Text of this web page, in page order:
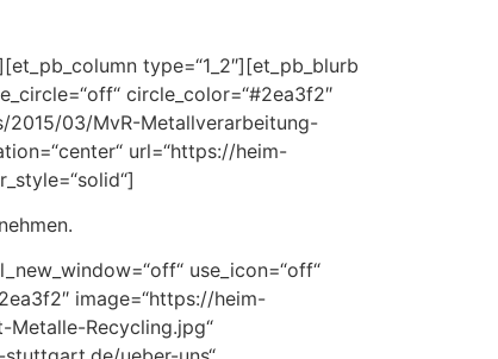
type=“1_2″][et_pb_blurb
circle_color=“#2ea3f2″
2015/03/MvR-Metallverarbeitung-
url=“https://heim-
use_icon=“off“
image=“https://heim-
Recycling.jpg“